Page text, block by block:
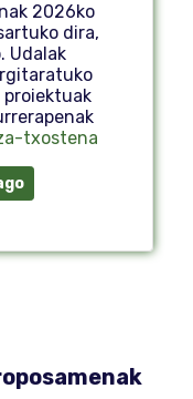
2026ko
dira,
Udalak
txostena